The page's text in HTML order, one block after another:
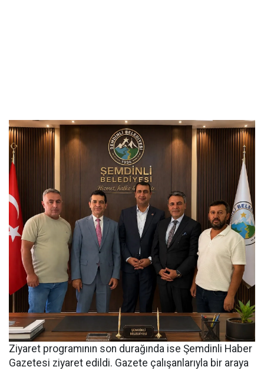
Ziyaret programının son durağında ise Şemdinli Haber
Gazetesi ziyaret edildi. Gazete çalışanlarıyla bir araya